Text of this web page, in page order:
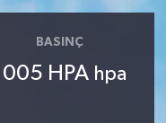
BASINÇ
HPA hpa